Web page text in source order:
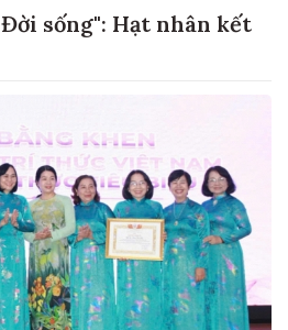
sống": Hạt nhân kết